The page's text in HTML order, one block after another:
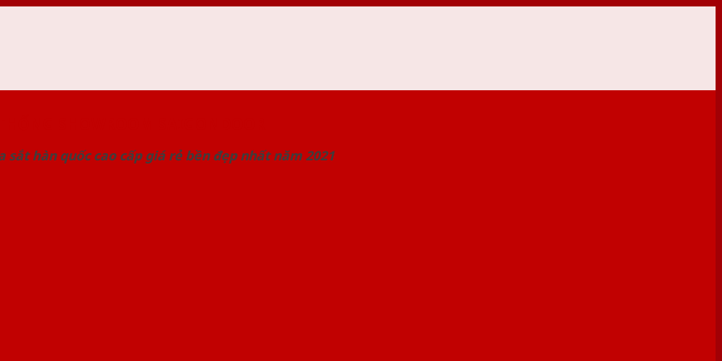
sắt hàn quốc cao cấp giá rẻ bền đẹp nhất năm 2021